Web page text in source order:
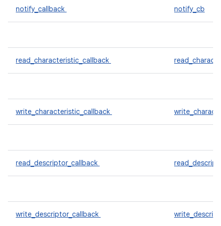
notify_callback notify_cb
read_characteristic_callback
write_characteristic_callback
read_descriptor_callback
write_descriptor_callback